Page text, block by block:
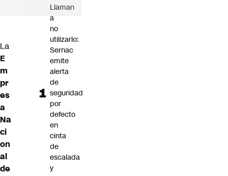
La
E
m
pr
es
a
Na
ci
on
al
de
Llaman
a
no
utilizarlo:
Sernac
emite
alerta
de
seguridad
por
defecto
en
cinta
de
escalada
y